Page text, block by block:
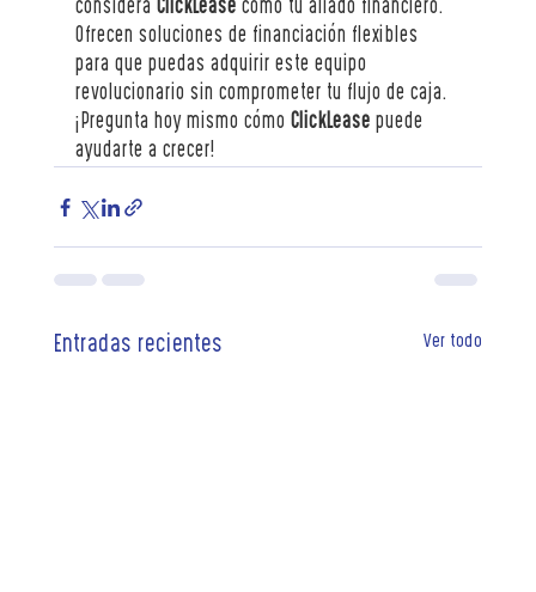
considera ClickLease como tu aliado financiero.
Ofrecen soluciones de financiación flexibles
para que puedas adquirir este equipo
revolucionario sin comprometer tu flujo de caja.
¡Pregunta hoy mismo cómo ClickLease puede
ayudarte a crecer!
Entradas recientes Ver todo